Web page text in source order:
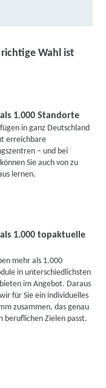
Wahl ist
1.000 Standorte
in ganz Deutschland
erreichbare
– und bei
Sie auch von zu
lernen.
1.000 topaktuelle
mehr als 1.000
in unterschiedlichsten
im Angebot. Daraus
für Sie ein individuelles
zusammen, das genau
beruflichen Zielen passt.